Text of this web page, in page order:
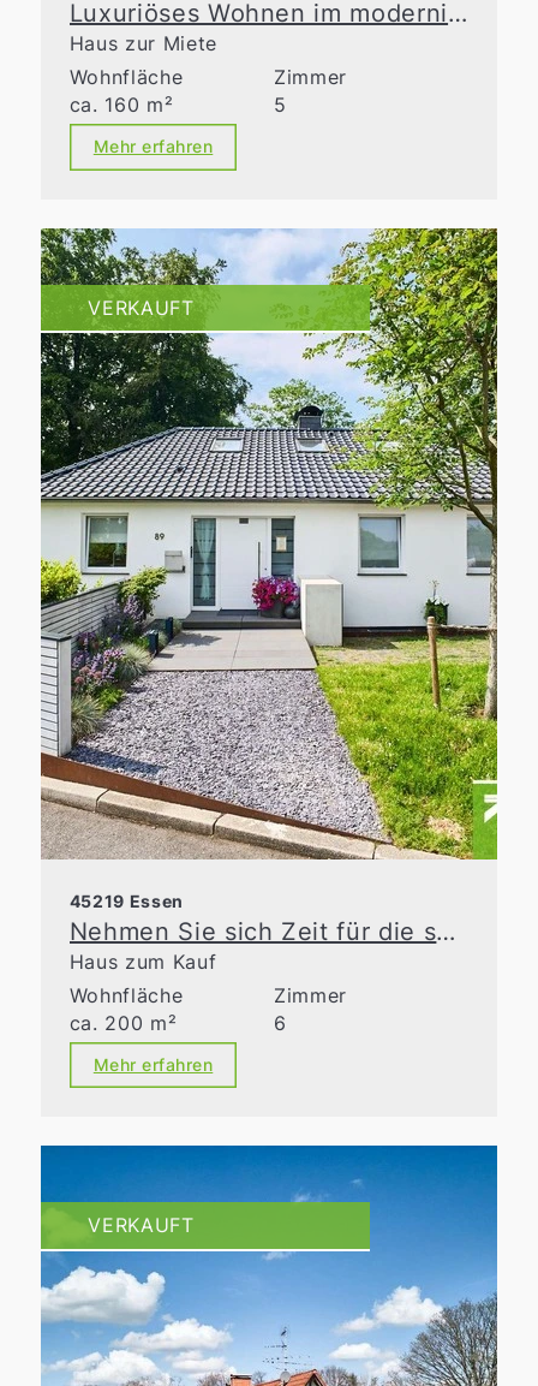
Luxuriöses Wohnen im modernisierten Altbau
Haus zur Miete
Wohnfläche
ca. 160 m²
Zimmer
5
Mehr erfahren
VERKAUFT
45219 Essen
Nehmen Sie sich Zeit für die schönen Dinge des Lebens
Haus zum Kauf
Wohnfläche
ca. 200 m²
Zimmer
6
Mehr erfahren
VERKAUFT